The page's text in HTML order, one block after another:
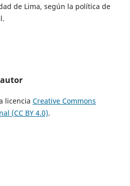
de Lima, según la política de
autor
licencia Creative Commons
(CC BY 4.0).